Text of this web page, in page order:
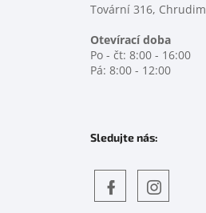
Tovární 316, Chrudim
Otevírací doba
Po - čt: 8:00 - 16:00
Pá: 8:00 - 12:00
Sledujte nás: